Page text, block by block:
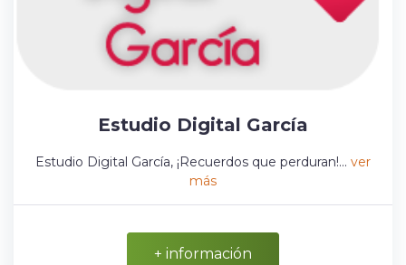
Estudio Digital García
Estudio Digital García, ¡Recuerdos que perduran!... ver
más
+ información